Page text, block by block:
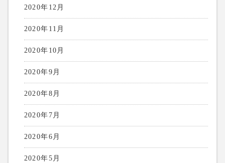
2020年12月
2020年11月
2020年10月
2020年9月
2020年8月
2020年7月
2020年6月
2020年5月